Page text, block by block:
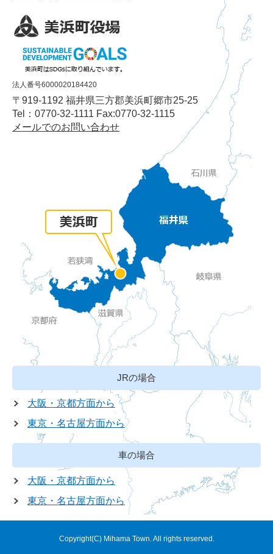
法人番号6000020184420
〒919-1192 福井県三方郡美浜町郷市25-25
Tel：0770-32-1111 Fax:0770-32-1115
メールでのお問い合わせ
JRの場合
大阪・京都方面から
東京・名古屋方面から
車の場合
大阪・京都方面から
東京・名古屋方面から
Copyright(C) Mihama Town. All rights reserved.